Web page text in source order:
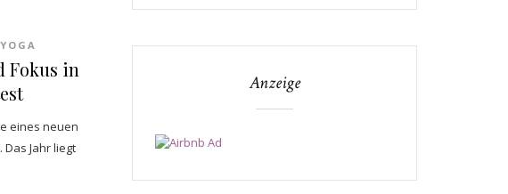
YOGA
Fokus in
eines neuen
Jahr liegt
Anzeige